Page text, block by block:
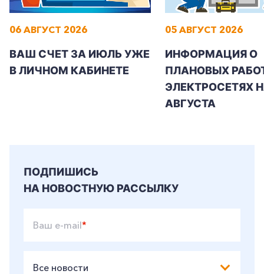
06 АВГУСТ 2026
ВАШ СЧЕТ ЗА ИЮЛЬ УЖЕ
В ЛИЧНОМ КАБИНЕТЕ
05 АВГУСТ 2026
ИНФОРМАЦИЯ О
ПЛАНОВЫХ
ЭЛЕКТРОСЕТЯХ
АВГУСТА
ПОДПИШИСЬ
НА НОВОСТНУЮ РАССЫЛКУ
Ваш e-mail*
Все новости